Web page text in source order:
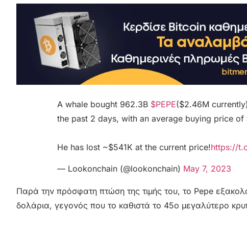
A whale bought 962.3B $PEPE($2.46M
the past 2 days, with an average buying price
He has lost ~$541K at the current price!https://
— Lookonchain (@lookonchain) May 7, 2023
Παρά την πρόσφατη πτώση της τιμής του, το Pepe
δολάρια, γεγονός που το καθιστά το 45ο μεγαλύτερο